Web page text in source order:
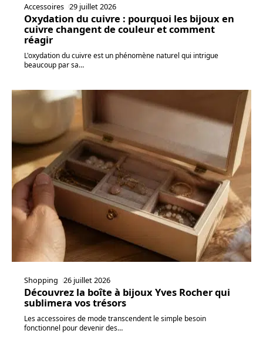
Accessoires 29 juillet 2026
Oxydation du cuivre : pourquoi les bijoux en
cuivre changent de couleur et comment
réagir
L'oxydation du cuivre est un phénomène naturel qui intrigue
beaucoup par sa…
Shopping 26 juillet 2026
Découvrez la boîte à bijoux Yves Rocher qui
sublimera vos trésors
Les accessoires de mode transcendent le simple besoin
fonctionnel pour devenir des…